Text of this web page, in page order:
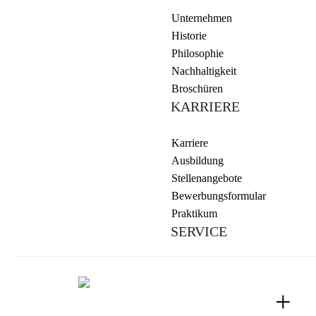
Unternehmen
Historie
Philosophie
Nachhaltigkeit
Broschüren
KARRIERE
Karriere
Ausbildung
Stellenangebote
Bewerbungsformular
Praktikum
SERVICE